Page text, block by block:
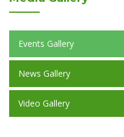
Events Gallery
News Gallery
Video Gallery